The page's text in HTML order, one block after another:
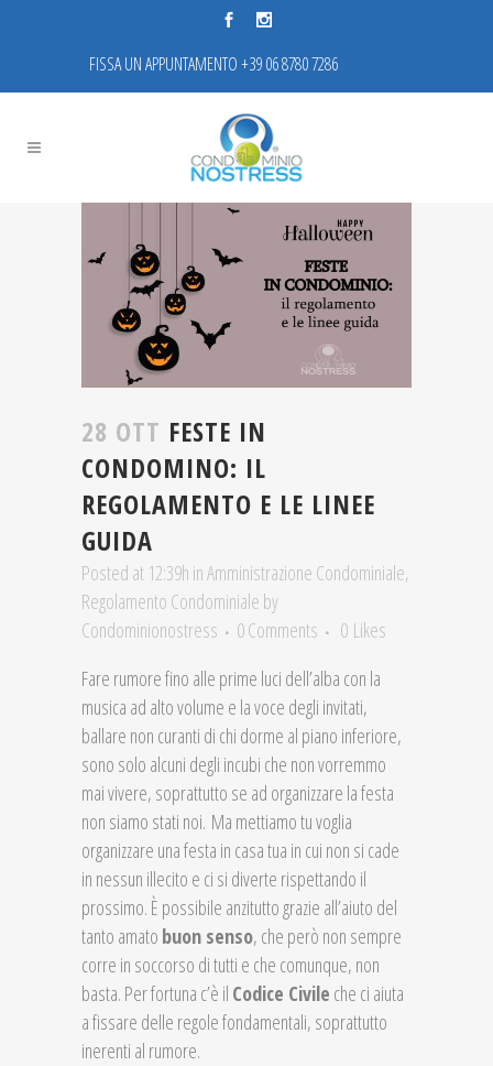
FISSA UN APPUNTAMENTO +39 06 8780 7286
28 OTT FESTE IN
CONDOMINO: IL
REGOLAMENTO E LE LINEE
GUIDA
Posted at 12:39h inAmministrazione Condominiale,
Regolamento Condominiale by
Condominionostress
0 Comments 0 Likes
Fare rumore fino alle prime luci dell’alba con la
musica ad alto volume e la voce degli invitati,
ballare non curanti di chi dorme al piano inferiore,
sono solo alcuni degli incubi che non vorremmo
mai vivere, soprattutto se ad organizzare la festa
non siamo stati noi. Ma mettiamo tu voglia
organizzare una festa in casa tua in cui non si cade
in nessun illecito e ci si diverte rispettando il
prossimo. È possibile anzitutto grazie all’aiuto del
tanto amato buon senso, che però non sempre
corre in soccorso di tutti e che comunque, non
basta. Per fortuna c’è il Codice Civile che ci aiuta
a fissare delle regole fondamentali, soprattutto
inerenti al rumore.